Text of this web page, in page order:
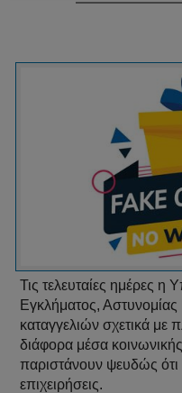
Τις τελευταίες ημέρες η
Εγκλήματος,
καταγγελιών σχετικά με
διάφορα μέσα
παριστάνουν ψευδώς ότι
επιχειρήσεις.